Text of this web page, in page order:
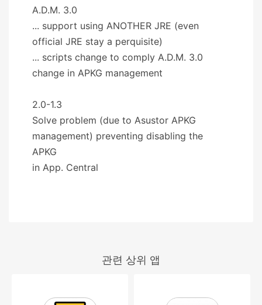
A.D.M. 3.0
... support using ANOTHER JRE (even
official JRE stay a perquisite)
... scripts change to comply A.D.M. 3.0
change in APKG management
2.0-1.3
Solve problem (due to Asustor APKG
management) preventing disabling the
APKG
in App. Central
관련 상위 앱